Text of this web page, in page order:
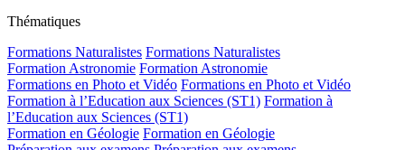
Thématiques
Formations Naturalistes Formations Naturalistes
Formation Astronomie Formation Astronomie
Formations en Photo et Vidéo Formations en Photo et Vidéo
Formation à l’Education aux Sciences (ST1) Formation à
l’Education aux Sciences (ST1)
Formation en Géologie Formation en Géologie